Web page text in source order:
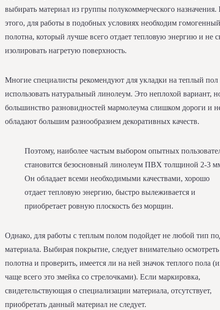
выбирать материал из группы полукоммерческого
этого, для работы в подобных условиях необходим
полотна, который лучше всего отдает тепловую энергию и не
изолировать нагретую поверхность.
Многие специалисты рекомендуют для укладки на теплый пол
использовать натуральный линолеум. Это неплохой вариант,
большинство разновидностей мармолеума слишком дороги и
обладают большим разнообразием декоративных качеств.
Поэтому, наиболее частым выбором опытных
становится безосновный линолеум ПВХ толщиной 2-3
Он обладает всеми необходимыми качествами, хорошо
отдает тепловую энергию, быстро вылеживается и
приобретает ровную плоскость без морщин.
Однако, для работы с теплым полом подойдет не любой тип
материала. Выбирая покрытие, следует внимательно
полотна и проверить, имеется ли на ней значок теплого пола
чаще всего это змейка со стрелочками). Если маркировка,
свидетельствующая о специализации материала, отсутствует,
приобретать данный материал не следует.